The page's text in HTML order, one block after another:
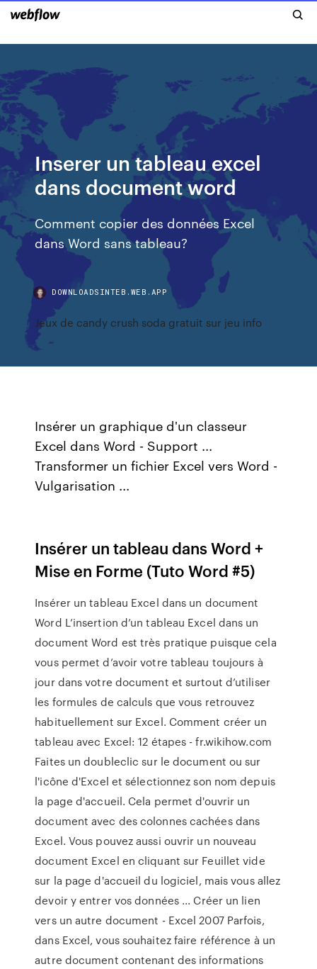
Inserer un tableau excel
dans document word
Comment copier des données Excel
dans Word sans tableau?
DOWNLOADSINTEB.WEB.APP
Jeux de candy crush soda gratuit sur jeu info
Insérer un graphique d'un classeur
Excel dans Word - Support ...
Transformer un fichier Excel vers Word -
Vulgarisation ...
Insérer un tableau dans Word +
Mise en Forme (Tuto Word #5)
Insérer un tableau Excel dans un document
Word L’insertion d’un tableau Excel dans un
document Word est très pratique puisque cela
vous permet d’avoir votre tableau toujours à
jour dans votre document et surtout d’utiliser
les formules de calculs que vous retrouvez
habituellement sur Excel. Comment créer un
tableau avec Excel: 12 étapes - fr.wikihow.com
Faites un doubleclic sur le document ou sur
l'icône d'Excel et sélectionnez son nom depuis
la page d'accueil. Cela permet d'ouvrir un
document avec des colonnes cachées dans
Excel. Vous pouvez aussi ouvrir un nouveau
document Excel en cliquant sur Feuillet vide
sur la page d'accueil du logiciel, mais vous allez
devoir y entrer vos données ... Créer un lien
vers un autre document - Excel 2007 Parfois,
dans Excel, vous souhaitez faire référence à un
autre document contenant des informations